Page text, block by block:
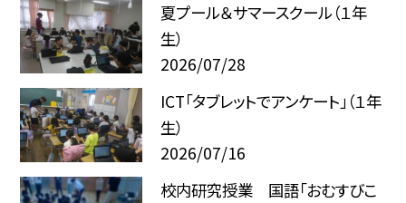
夏プール＆サマースクール（１年
生）
2026/07/28
ICT「タブレットでアンケート」（１年
生）
2026/07/16
校内研究授業 国語「おむすびこ